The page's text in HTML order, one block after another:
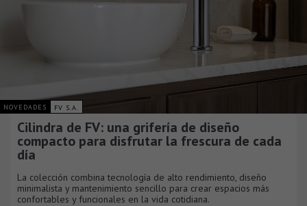
NOVEDADES FV S.A.
Cilindra de FV: una grifería de diseño
compacto para disfrutar la frescura de cada
día
La colección combina tecnología de alto rendimiento, diseño
minimalista y mantenimiento sencillo para crear espacios más
confortables y funcionales en la vida cotidiana.